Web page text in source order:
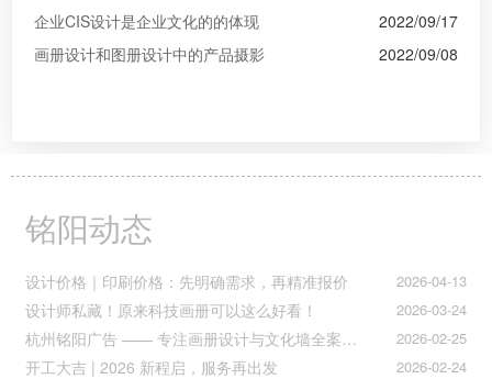
2022/09/17
企业CIS设计是企业文化的的体现
2022/09/08
画册设计和图册设计中的产品摄影
铭阳动态
2026-04-13
设计价格｜印刷价格：先明确需求，再精准报价
2026-03-24
设计师私藏！原来科技画册可以这么好看！
2026-02-25
杭州铭阳广告 —— 专注画册设计与文化墙全案落地
2026-02-24
开工大吉 | 2026 新程启，服务再出发